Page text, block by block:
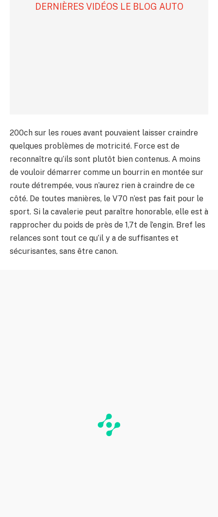
DERNIÈRES VIDÉOS LE BLOG AUTO
200ch sur les roues avant pouvaient laisser craindre
quelques problèmes de motricité. Force est de
reconnaître qu’ils sont plutôt bien contenus. A moins
de vouloir démarrer comme un bourrin en montée sur
route détrempée, vous n’aurez rien à craindre de ce
côté. De toutes manières, le V70 n’est pas fait pour le
sport. Si la cavalerie peut paraître honorable, elle est à
rapprocher du poids de près de 1,7t de l’engin. Bref les
relances sont tout ce qu’il y a de suffisantes et
sécurisantes, sans être canon.